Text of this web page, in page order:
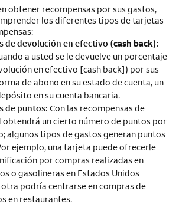
obtener recompensas por sus gastos,
los diferentes tipos de tarjetas
de devolución en efectivo (cash back):
a usted se le devuelve un porcentaje
en efectivo [cash back]) por sus
de abono en su estado de cuenta, un
en su cuenta bancaria.
de puntos: Con las recompensas de
obtendrá un cierto número de puntos por
algunos tipos de gastos generan puntos
ejemplo, una tarjeta puede ofrecerle
por compras realizadas en
o gasolineras en Estados Unidos
podría centrarse en compras de
en restaurantes.